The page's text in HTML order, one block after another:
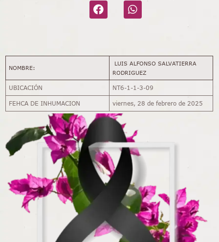
NOMBRE:
LUIS ALFONSO SALVATIERRA
RODRIGUEZ
UBICACIÓN NT6-1-1-3-09
FEHCA DE INHUMACION viernes, 28 de febrero de 2025